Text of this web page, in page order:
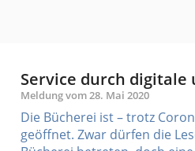
Service durch digitale
Meldung vom28. Mai 2020
Die Bücherei ist – trotz
geöffnet. Zwar dürfen die